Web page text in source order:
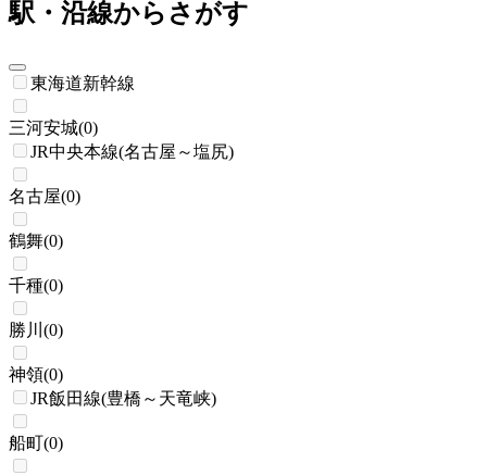
駅・沿線からさがす
東海道新幹線
三河安城(0)
JR中央本線(名古屋～塩尻)
名古屋(0)
鶴舞(0)
千種(0)
勝川 (0)
神領(0)
JR飯田線(豊橋～天竜峡)
船町(0)